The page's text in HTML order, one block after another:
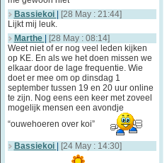
Bassiekoi
[28 May : 21:44]
Lijkt mij leuk.
Marthe
[28 May : 08:14]
Weet niet of er nog veel leden kijken
op KE. En als we het doen missen we
elkaar door de lage frequentie. Wie
doet er mee om op dinsdag 1
september tussen 19 en 20 uur online
te zijn. Nog eens een keer met zoveel
mogelijk mensen een avondje
“ouwehoeren over koi”
Bassiekoi [24 May : 14:30]